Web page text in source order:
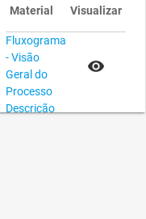
Material Visualizar
Fluxograma
- Visão
Geral do
Processo
remove_red_eye
Descrição